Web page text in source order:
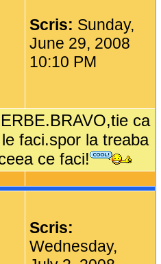
Scris: Sunday,
June 29, 2008
10:10 PM
ca
faci.spor la treaba
ce faci!
Scris:
Wednesday,